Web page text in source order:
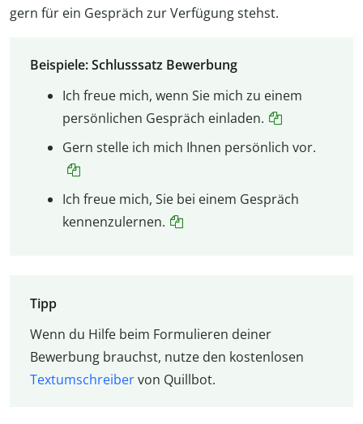
gern für ein Gespräch zur Verfügung stehst.
Beispiele: Schlusssatz Bewerbung
Ich freue mich, wenn Sie mich zu einem
persönlichen Gespräch einladen.
Gern stelle ich mich Ihnen persönlich vor.
Ich freue mich, Sie bei einem Gespräch
kennenzulernen.
Tipp
Wenn du Hilfe beim Formulieren deiner
Bewerbung brauchst, nutze den kostenlosen
Textumschreibervon Quillbot.